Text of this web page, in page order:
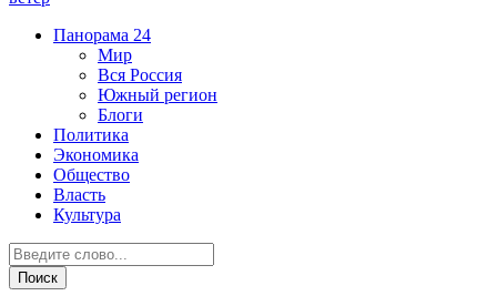
Панорама 24
Мир
Вся Россия
Южный регион
Блоги
Политика
Экономика
Общество
Власть
Культура